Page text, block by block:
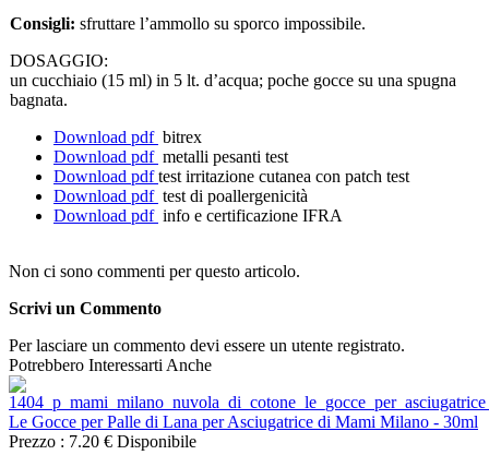
Consigli: sfruttare l’ammollo su sporco impossibile.
DOSAGGIO:
un cucchiaio (15 ml) in 5 lt. d’acqua; poche gocce su una spugna
bagnata.
Download pdf bitrex
Download pdf metalli pesanti test
Download pdftest irritazione cutanea con patch test
Download pdf test di poallergenicità
Download pdf info e certificazione IFRA
Non ci sono commenti per questo articolo.
Scrivi un Commento
Per lasciare un commento devi essere un utente registrato.
Potrebbero Interessarti Anche
Le Gocce per Palle di Lana per Asciugatrice di Mami Milano - 30ml
Prezzo : 7.20 € Disponibile